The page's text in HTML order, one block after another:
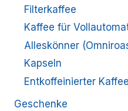
Filterkaffee
Kaffee für
Alleskönner
Kapseln
Entkoffeinierter Kaffee
Geschenke